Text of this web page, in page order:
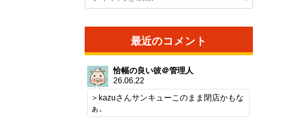
最近のコメント
恰幅の良い彼＠管理人
26.06.22
＞kazuさんサンキューこのまま閉店かもな
ぁ。